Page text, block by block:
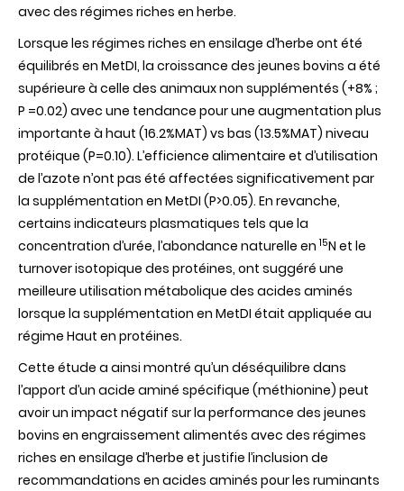
avec des régimes riches en herbe.
Lorsque les régimes riches en ensilage d’herbe ont été
équilibrés en MetDI, la croissance des jeunes bovins a été
supérieure à celle des animaux non supplémentés (+8% ;
P =0.02) avec une tendance pour une augmentation plus
importante à haut (16.2%MAT) vs bas (13.5%MAT) niveau
protéique (P=0.10). L’efficience alimentaire et d’utilisation
de l’azote n’ont pas été affectées significativement par
la supplémentation en MetDI (P>0.05). En revanche,
certains indicateurs plasmatiques tels que la
concentration d’urée, l’abondance naturelle en 15N et le
turnover isotopique des protéines, ont suggéré une
meilleure utilisation métabolique des acides aminés
lorsque la supplémentation en MetDI était appliquée au
régime Haut en protéines.
Cette étude a ainsi montré qu’un déséquilibre dans
l’apport d’un acide aminé spécifique (méthionine) peut
avoir un impact négatif sur la performance des jeunes
bovins en engraissement alimentés avec des régimes
riches en ensilage d’herbe et justifie l’inclusion de
recommandations en acides aminés pour les ruminants